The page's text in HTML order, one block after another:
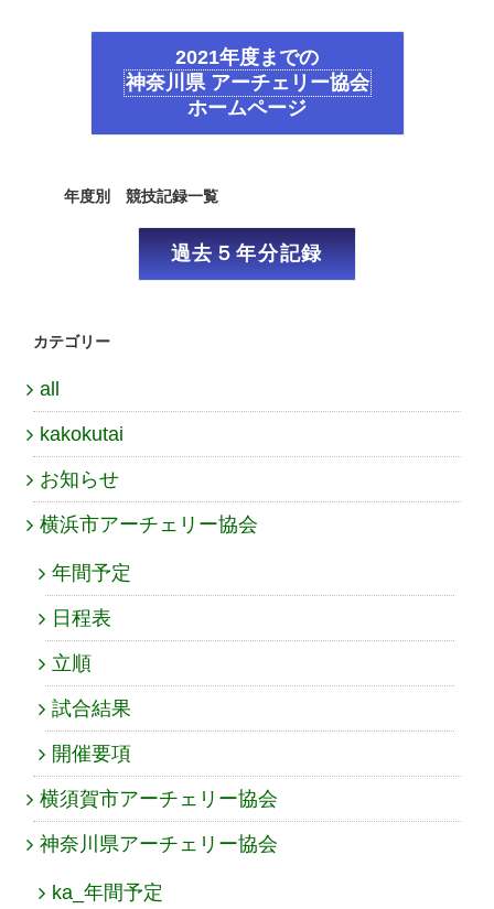
2021年度までの
神奈川県 アーチェリー協会
ホームページ
年度別 競技記録一覧
過去５年分記録
カテゴリー
all
kakokutai
お知らせ
横浜市アーチェリー協会
年間予定
日程表
立順
試合結果
開催要項
横須賀市アーチェリー協会
神奈川県アーチェリー協会
ka_年間予定